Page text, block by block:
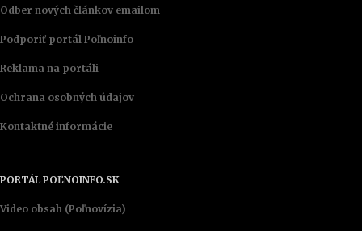
Odber nových článkov emailom
Podporiť portál Poľnoinfo
Reklama na portáli
Ochrana osobných údajov
Kontaktné informácie
PORTÁL POĽNOINFO.SK
Video obsah (Poľnovízia)